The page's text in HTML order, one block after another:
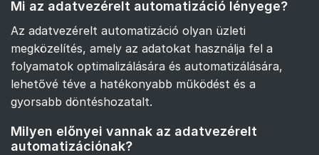
Mi az adatvezérelt automatizáció lényege?
Az adatvezérelt automatizáció olyan üzleti
megközelítés, amely az adatokat használja fel a
folyamatok optimalizálására és automatizálására,
lehetővé téve a hatékonyabb működést és a
gyorsabb döntéshozatalt.
Milyen előnyei vannak az adatvezérelt
automatizációnak?